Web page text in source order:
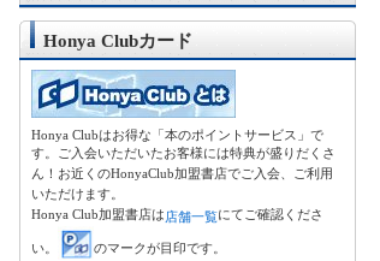
Honya Clubカード
Honya Clubはお得な「本のポイントサービス」で
す。ご入会いただいたお客様には特典が盛りだくさ
ん！お近くのHonyaClub加盟書店でご入会、ご利用
いただけます。
Honya Club加盟書店は店舗一覧にてご確認くださ
い。
のマークが目印です。